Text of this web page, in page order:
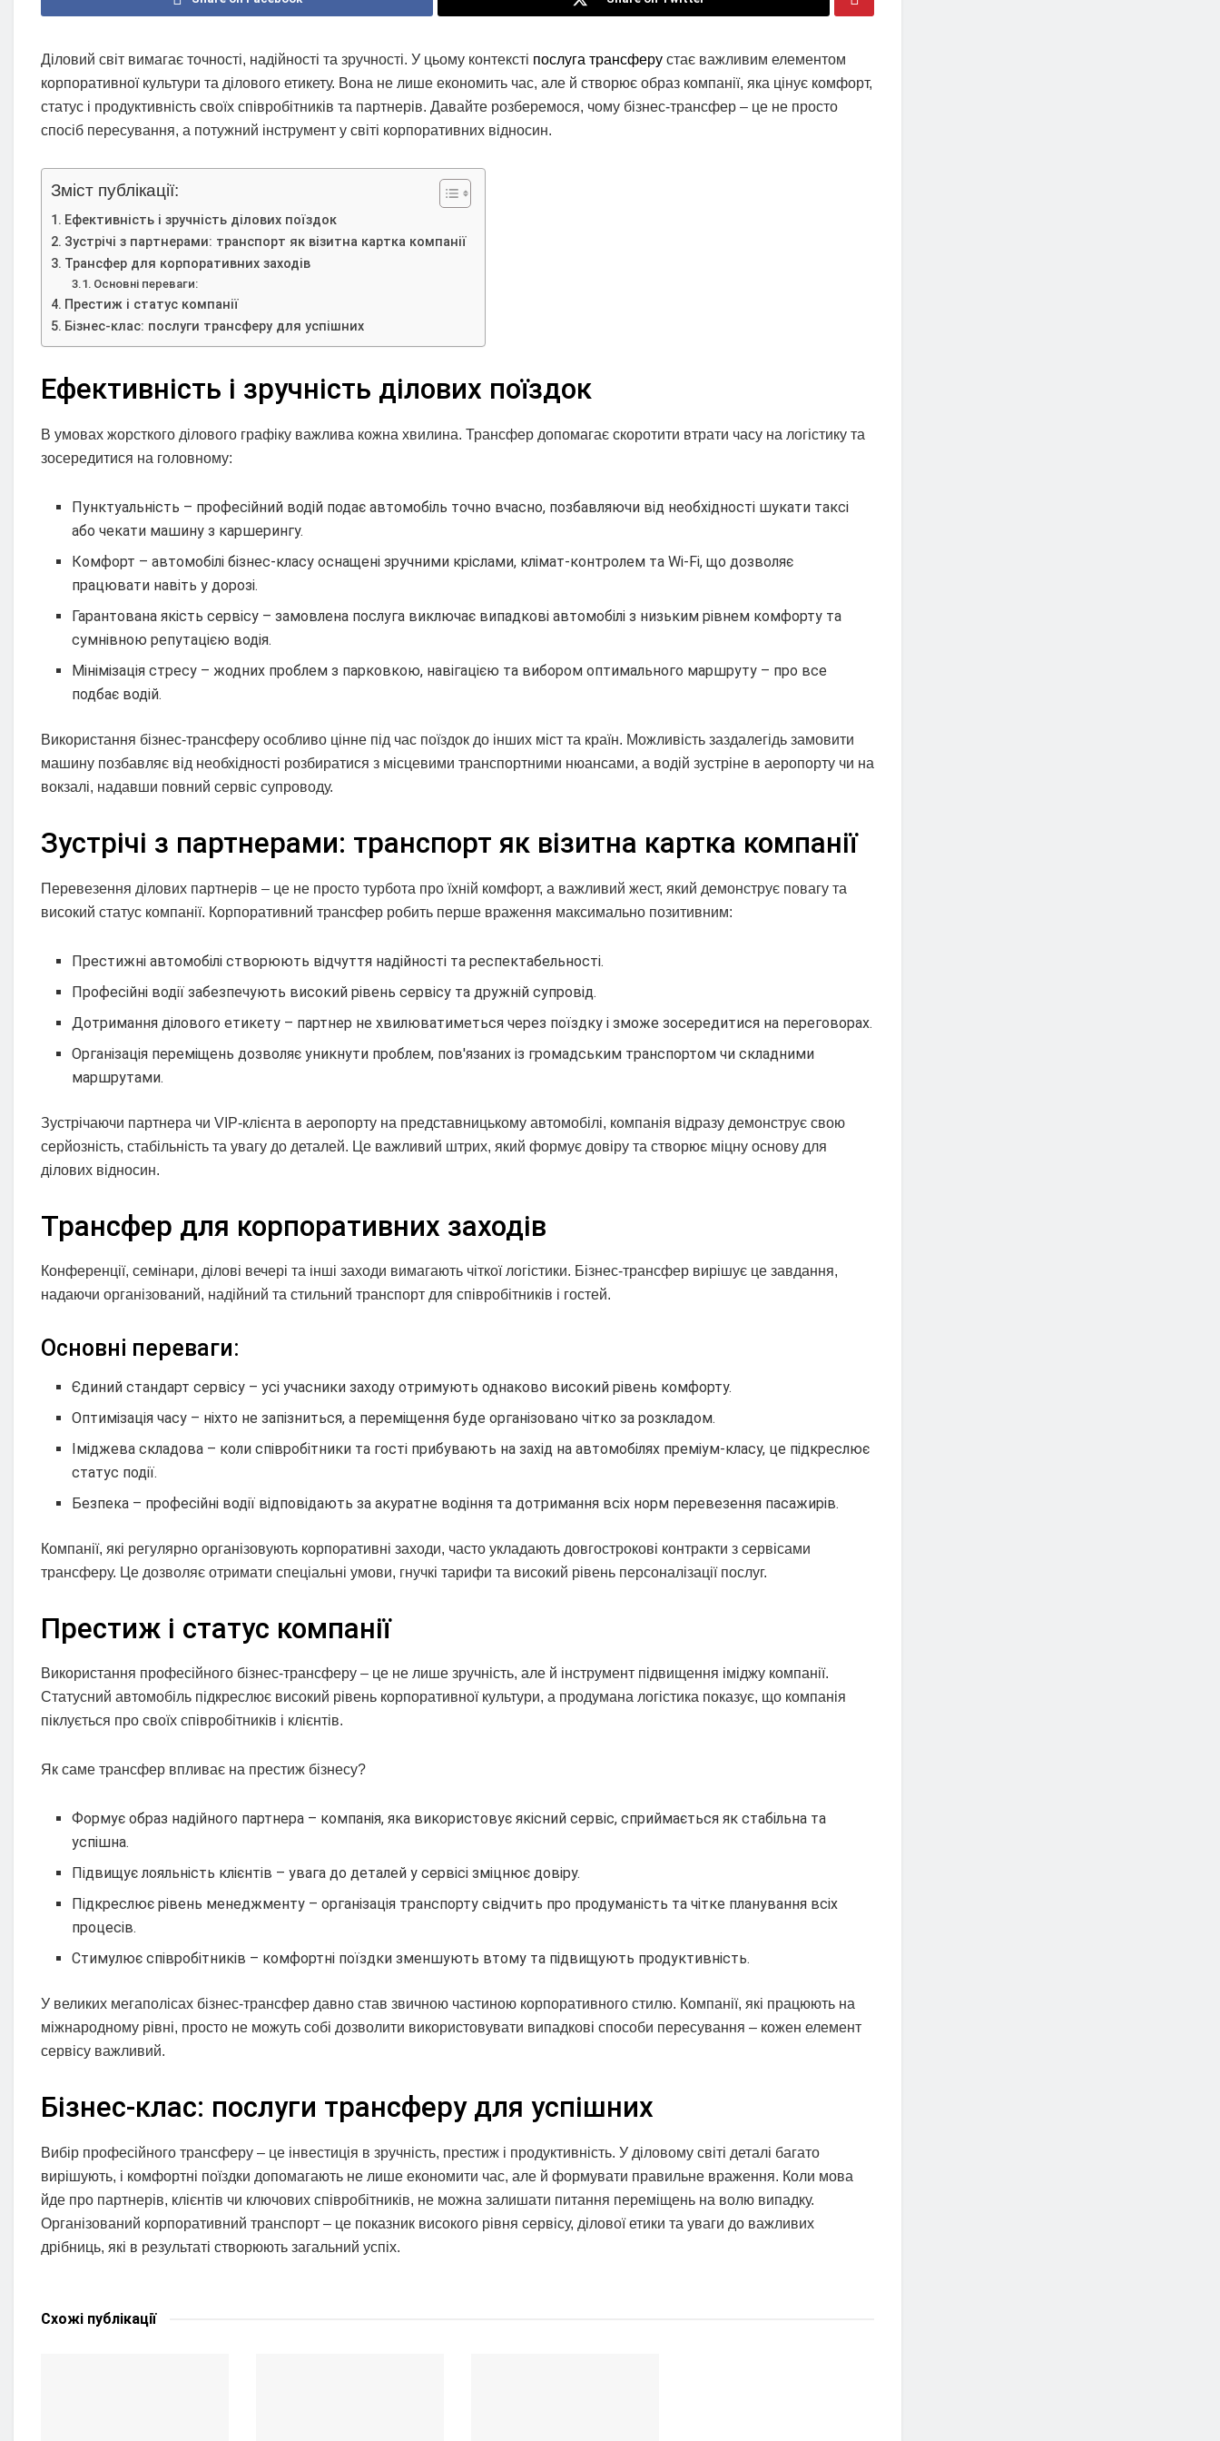
Діловий світ вимагає точності, надійності та зручності. У цьому контексті послуга трансферу стає важливим елементом
корпоративної культури та ділового етикету. Вона не лише економить час, але й створює образ компанії, яка цінує комфорт,
статус і продуктивність своїх співробітників та партнерів. Давайте розберемося, чому бізнес-трансфер – це не просто
спосіб пересування, а потужний інструмент у світі корпоративних відносин.
Зміст публікації:
Ефективність і зручність ділових поїздок
Зустрічі з партнерами: транспорт як візитна картка компанії
Трансфер для корпоративних заходів
Основні переваги:
Престиж і статус компанії
Бізнес-клас: послуги трансферу для успішних
Ефективність і зручність ділових поїздок
В умовах жорсткого ділового графіку важлива кожна хвилина. Трансфер допомагає скоротити втрати часу на логістику та
зосередитися на головному:
Пунктуальність – професійний водій подає автомобіль точно вчасно, позбавляючи від необхідності шукати таксі
або чекати машину з каршерингу.
Комфорт – автомобілі бізнес-класу оснащені зручними кріслами, клімат-контролем та Wi-Fi, що дозволяє
працювати навіть у дорозі.
Гарантована якість сервісу – замовлена послуга виключає випадкові автомобілі з низьким рівнем комфорту та
сумнівною репутацією водія.
Мінімізація стресу – жодних проблем з парковкою, навігацією та вибором оптимального маршруту – про все
подбає водій.
Використання бізнес-трансферу особливо цінне під час поїздок до інших міст та країн. Можливість заздалегідь замовити
машину позбавляє від необхідності розбиратися з місцевими транспортними нюансами, а водій зустріне в аеропорту чи на
вокзалі, надавши повний сервіс супроводу.
Зустрічі з партнерами: транспорт як візитна картка компанії
Перевезення ділових партнерів – це не просто турбота про їхній комфорт, а важливий жест, який демонструє повагу та
високий статус компанії. Корпоративний трансфер робить перше враження максимально позитивним:
Престижні автомобілі створюють відчуття надійності та респектабельності.
Професійні водії забезпечують високий рівень сервісу та дружній супровід.
Дотримання ділового етикету – партнер не хвилюватиметься через поїздку і зможе зосередитися на переговорах.
Організація переміщень дозволяє уникнути проблем, пов'язаних із громадським транспортом чи складними
маршрутами.
Зустрічаючи партнера чи VIP-клієнта в аеропорту на представницькому автомобілі, компанія відразу демонструє свою
серйозність, стабільність та увагу до деталей. Це важливий штрих, який формує довіру та створює міцну основу для
ділових відносин.
Трансфер для корпоративних заходів
Конференції, семінари, ділові вечері та інші заходи вимагають чіткої логістики. Бізнес-трансфер вирішує це завдання,
надаючи організований, надійний та стильний транспорт для співробітників і гостей.
Основні переваги:
Єдиний стандарт сервісу – усі учасники заходу отримують однаково високий рівень комфорту.
Оптимізація часу – ніхто не запізниться, а переміщення буде організовано чітко за розкладом.
Іміджева складова – коли співробітники та гості прибувають на захід на автомобілях преміум-класу, це підкреслює
статус події.
Безпека – професійні водії відповідають за акуратне водіння та дотримання всіх норм перевезення пасажирів.
Компанії, які регулярно організовують корпоративні заходи, часто укладають довгострокові контракти з сервісами
трансферу. Це дозволяє отримати спеціальні умови, гнучкі тарифи та високий рівень персоналізації послуг.
Престиж і статус компанії
Використання професійного бізнес-трансферу – це не лише зручність, але й інструмент підвищення іміджу компанії.
Статусний автомобіль підкреслює високий рівень корпоративної культури, а продумана логістика показує, що компанія
піклується про своїх співробітників і клієнтів.
Як саме трансфер впливає на престиж бізнесу?
Формує образ надійного партнера – компанія, яка використовує якісний сервіс, сприймається як стабільна та
успішна.
Підвищує лояльність клієнтів – увага до деталей у сервісі зміцнює довіру.
Підкреслює рівень менеджменту – організація транспорту свідчить про продуманість та чітке планування всіх
процесів.
Стимулює співробітників – комфортні поїздки зменшують втому та підвищують продуктивність.
У великих мегаполісах бізнес-трансфер давно став звичною частиною корпоративного стилю. Компанії, які працюють на
міжнародному рівні, просто не можуть собі дозволити використовувати випадкові способи пересування – кожен елемент
сервісу важливий.
Бізнес-клас: послуги трансферу для успішних
Вибір професійного трансферу – це інвестиція в зручність, престиж і продуктивність. У діловому світі деталі багато
вирішують, і комфортні поїздки допомагають не лише економити час, але й формувати правильне враження. Коли мова
йде про партнерів, клієнтів чи ключових співробітників, не можна залишати питання переміщень на волю випадку.
Організований корпоративний транспорт – це показник високого рівня сервісу, ділової етики та уваги до важливих
дрібниць, які в результаті створюють загальний успіх.
Схожі публікації